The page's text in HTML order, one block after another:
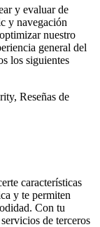
y evaluar de
y navegación
nuestro
general del
los siguientes
Reseñas de
características
y te permiten
Con tu
de terceros